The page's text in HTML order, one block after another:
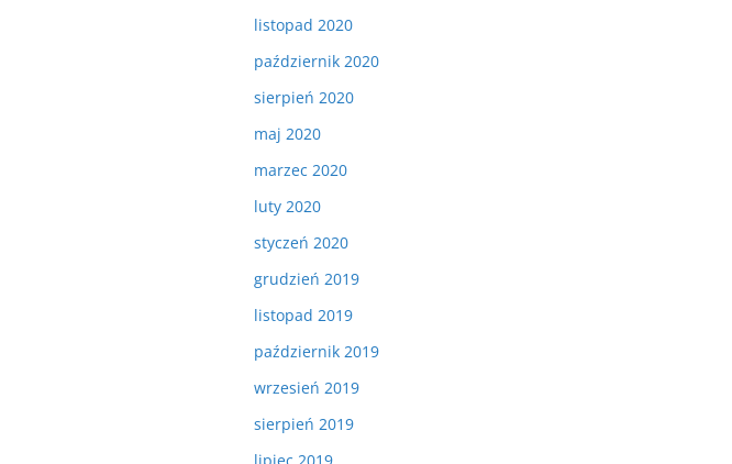
listopad 2020
październik 2020
sierpień 2020
maj 2020
marzec 2020
luty 2020
styczeń 2020
grudzień 2019
listopad 2019
październik 2019
wrzesień 2019
sierpień 2019